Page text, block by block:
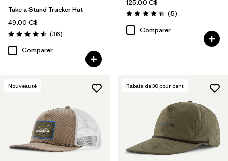
Take a Stand Trucker Hat
49,00 C$
Évaluation: 4.5 / 5
(36Avis
)
Comparer
125,00 C$
Évaluation: 4.4 / 5
(5Avis
)
Comparer
Nouveauté Rabais de30pour cent